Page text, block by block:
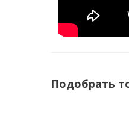
Подобрать